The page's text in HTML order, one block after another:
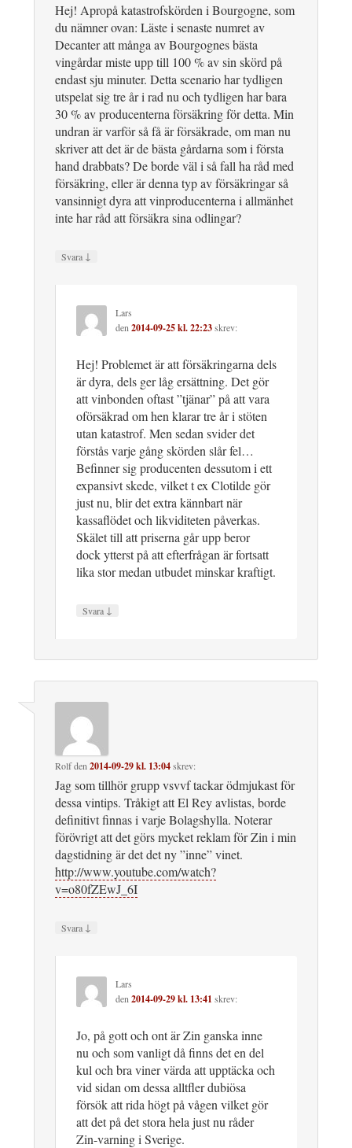
Hej! Apropå katastrofskörden i Bourgogne, som
du nämner ovan: Läste i senaste numret av
Decanter att många av Bourgognes bästa
vingårdar miste upp till 100 % av sin skörd på
endast sju minuter. Detta scenario har tydligen
utspelat sig tre år i rad nu och tydligen har bara
30 % av producenterna försäkring för detta. Min
undran är varför så få är försäkrade, om man nu
skriver att det är de bästa gårdarna som i första
hand drabbats? De borde väl i så fall ha råd med
försäkring, eller är denna typ av försäkringar så
vansinnigt dyra att vinproducenterna i allmänhet
inte har råd att försäkra sina odlingar?
Svara ↓
Lars
den 2014-09-25 kl. 22:23skrev:
Hej! Problemet är att försäkringarna dels
är dyra, dels ger låg ersättning. Det gör
att vinbonden oftast ”tjänar” på att vara
oförsäkrad om hen klarar tre år i stöten
utan katastrof. Men sedan svider det
förstås varje gång skörden slår fel…
Befinner sig producenten dessutom i ett
expansivt skede, vilket t ex Clotilde gör
just nu, blir det extra kännbart när
kassaflödet och likviditeten påverkas.
Skälet till att priserna går upp beror
dock ytterst på att efterfrågan är fortsatt
lika stor medan utbudet minskar kraftigt.
Svara ↓
Rolfden 2014-09-29 kl. 13:04skrev:
Jag som tillhör grupp vsvvf tackar ödmjukast för
dessa vintips. Tråkigt att El Rey avlistas, borde
definitivt finnas i varje Bolagshylla. Noterar
förövrigt att det görs mycket reklam för Zin i min
dagstidning är det det ny ”inne” vinet.
http://www.youtube.com/watch?
v=o80fZEwJ_6I
Svara ↓
Lars
den 2014-09-29 kl. 13:41 skrev:
Jo, på gott och ont är Zin ganska inne
nu och som vanligt då finns det en del
kul och bra viner värda att upptäcka och
vid sidan om dessa alltfler dubiösa
försök att rida högt på vågen vilket gör
att det på det stora hela just nu råder
Zin-varning i Sverige.